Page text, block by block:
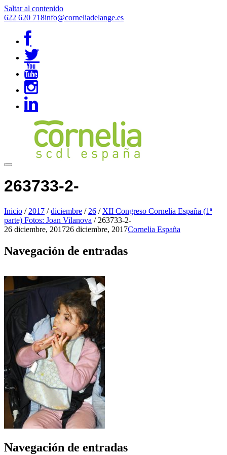
Saltar al contenido
622 620 718info@corneliadelange.es
263733-2-
Inicio / 2017 / diciembre / 26 / XII Congreso Cornelia España (1ª
parte) Fotos: Joan Vilanova / 263733-2-
26 diciembre, 201726 diciembre, 2017Cornelia España
Navegación de entradas
Navegación de entradas